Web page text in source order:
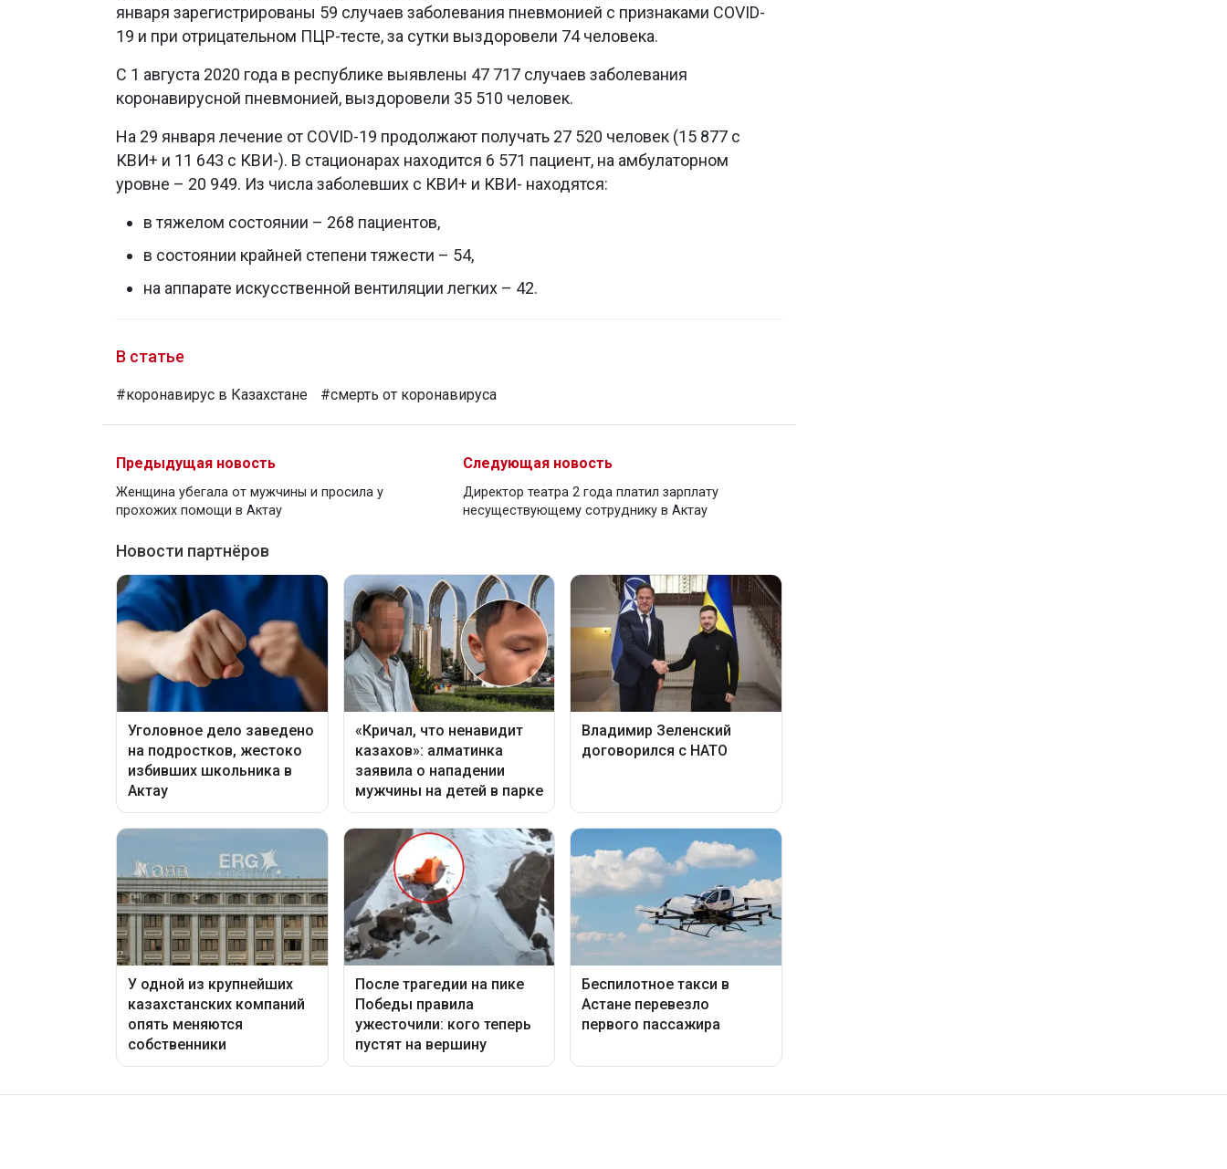
января зарегистрированы 59 случаев заболевания пневмонией с признаками COVID-
19 и при отрицательном ПЦР-тесте, за сутки выздоровели 74 человека.
С 1 августа 2020 года в республике выявлены 47 717 случаев заболевания
коронавирусной пневмонией, выздоровели 35 510 человек.
На 29 января лечение от COVID-19 продолжают получать 27 520 человек (15 877 с
КВИ+ и 11 643 с КВИ-). В стационарах находится 6 571 пациент, на амбулаторном
уровне – 20 949. Из числа заболевших с КВИ+ и КВИ- находятся:
в тяжелом состоянии – 268 пациентов,
в состоянии крайней степени тяжести – 54,
на аппарате искусственной вентиляции легких – 42.
В статье
#коронавирус в Казахстане #смерть от коронавируса
Предыдущая новость
Женщина убегала от мужчины и просила у
прохожих помощи в Актау
Следующая новость
Директор театра 2 года платил зарплату
несуществующему сотруднику в Актау